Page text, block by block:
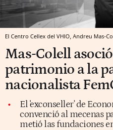
El Centro Cellex del VHIO, Andreu Mas-
Mas-Colell
patrimonio a la
nacionalista
El 'exconseller' de
convenció al mecenas
metió las fundaciones